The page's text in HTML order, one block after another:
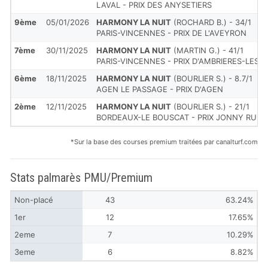
LAVAL - PRIX DES ANYSETIERS
9ème
05/01/2026 HARMONY LA NUIT (ROCHARD B.) - 34/1
PARIS-VINCENNES - PRIX DE L'AVEYRON
7ème
30/11/2025 HARMONY LA NUIT (MARTIN G.) - 41/1
PARIS-VINCENNES - PRIX D'AMBRIERES-
6ème
18/11/2025 HARMONY LA NUIT (BOURLIER S.) - 8.7/1
AGEN LE PASSAGE - PRIX D'AGEN
2ème
12/11/2025 HARMONY LA NUIT (BOURLIER S.) - 21/1
BORDEAUX-LE BOUSCAT - PRIX JONNY
*Sur la base des courses premium traitées par canalturf.com
Stats palmarès PMU/Premium
Non-placé 43
63.24%
1er
12
17.65%
2eme
7
10.29%
3eme
6 8.82%